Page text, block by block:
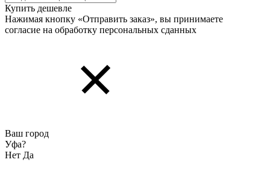
Купить дешевле
Нажимая кнопку «Отправить заказ», вы принимаете
согласие на обработку персональных cданных
Ваш город
Уфа?
Нет Да